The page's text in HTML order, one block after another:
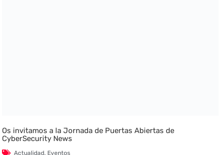
Os invitamos a la Jornada de Puertas Abiertas de
CyberSecurity News
Actualidad, Eventos